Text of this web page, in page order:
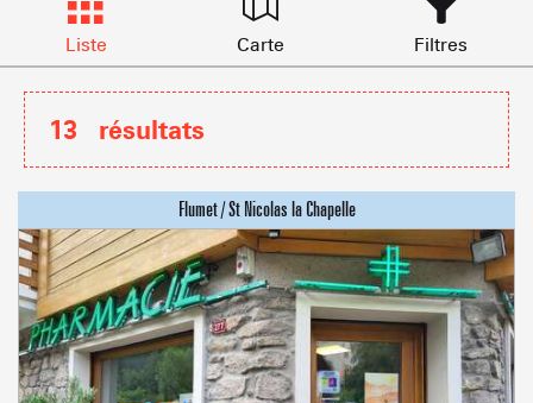
Liste Carte Filtres
13 résultats